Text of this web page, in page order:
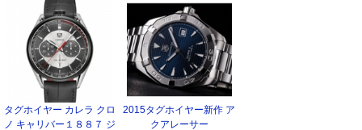
タグホイヤー カレラ クロ
ノ キャリバー１８８７ ジ
2015タグホイヤー新作 ア
クアレーサー